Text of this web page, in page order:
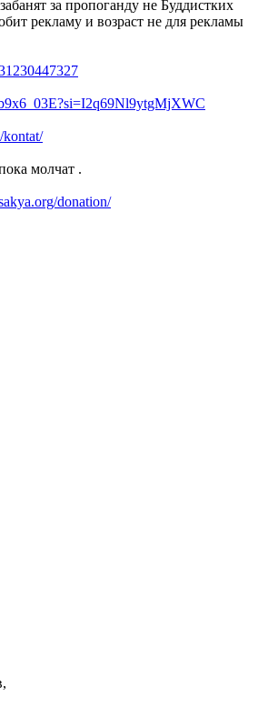
за пропоганду не Буддистких
рекламу и возраст не для рекламы
kontat/
молчат .
donation/